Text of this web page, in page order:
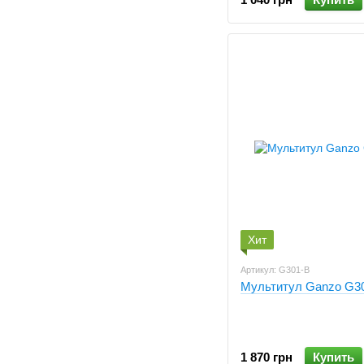
Хит
Артикул: G301-B
Мультитул Ganzo
1 870 грн Купить